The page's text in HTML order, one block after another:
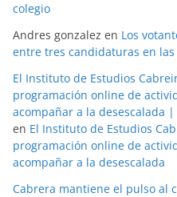
colegio
Andres gonzalez en Los
entre tres candidaturas en
El Instituto de Estudios
programación online de
acompañar a la desescalada
en El Instituto de Estudios
programación online de
acompañar a la desescalada
Cabrera mantiene el pulso al